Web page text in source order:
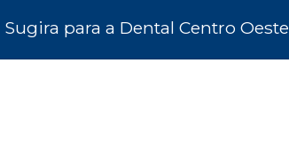
Sugira para a Dental Centro Oeste